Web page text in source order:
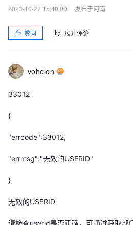
2023-10-27 15:40:00
发布于河南
赞同 展开评论
vohelon
33012
{
"errcode":33012,
"errmsg":"无效的USERID"
}
无效的USERID
请检查userid是否正确，可通过获取部